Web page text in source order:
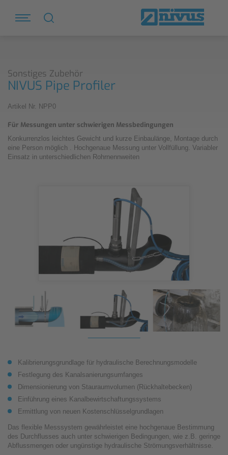
Sonstiges Zubehör
NIVUS Pipe Profiler
Artikel Nr. NPP0
Für Messungen unter schwierigen Messbedingungen
Konkurrenzlos leichtes Gewicht und kurze Einbaulänge, Montage durch
eine Person möglich . Hochgenaue Messung unter Vollfüllung. Variabler
Einsatz in unterschiedlichen Rohrnennweiten
Kalibrierungsgrundlage für hydraulische Berechnungsmodelle
Festlegung des Kanalsanierungsumfanges
Dimensionierung von Stauraumvolumen (Rückhaltebecken)
Einführung eines Kanalbewirtschaftungssystems
Ermittlung von neuen Kostenschlüsselgrundlagen
Das flexible Messsystem gewährleistet eine hochgenaue Bestimmung
des Durchflusses auch unter schwierigen Bedingungen, wie z.B. geringe
Abflussmengen oder ungünstige hydraulische Strömungsverhältnisse.